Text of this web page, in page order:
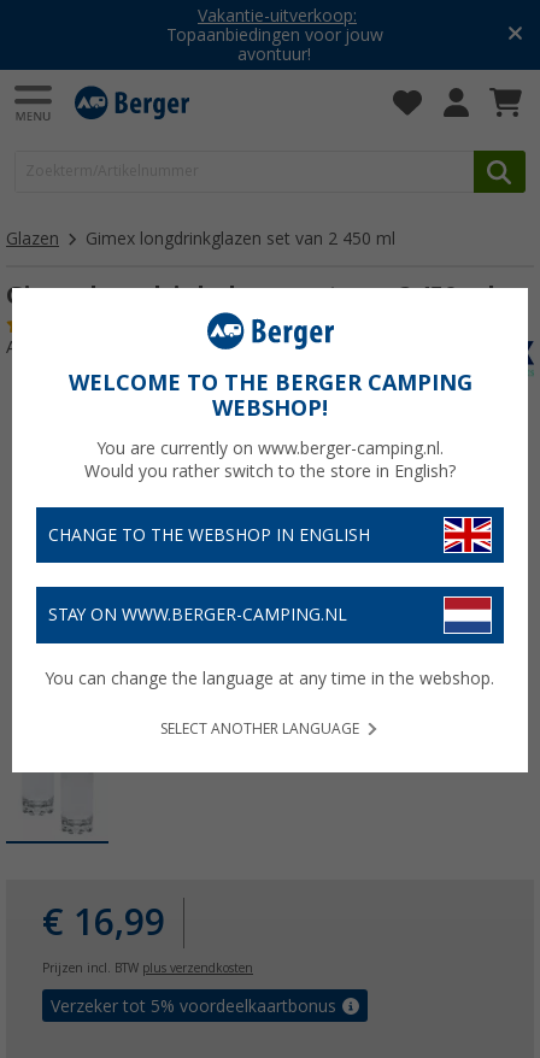
Vakantie-uitverkoop:
Topaanbiedingen voor jouw
avontuur!
Glazen Gimex longdrinkglazen set van 2 450 ml
Gimex longdrinkglazen set van 2 450 ml
Artikelnr: 407260
€ 16,99
Prijzen incl. BTW plus verzendkosten
Verzeker tot 5% voordeelkaartbonus
WELCOME TO THE BERGER CAMPING
WEBSHOP!
You are currently on www.berger-camping.nl.
Would you rather switch to the store in English?
CHANGE TO THE WEBSHOP IN ENGLISH
STAY ON WWW.BERGER-CAMPING.NL
You can change the language at any time in the webshop.
SELECT ANOTHER LANGUAGE